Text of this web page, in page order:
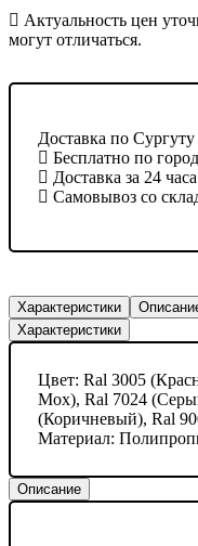
Актуальность цен
могут отличаться.
Доставка по Сургуту
Бесплатно по
Доставка за 24 часа
Самовывоз со
Характеристики
Характеристики
Цвет: Ral 3005
Мох), Ral 7024
(Коричневый), Ral
Материал:
Описание